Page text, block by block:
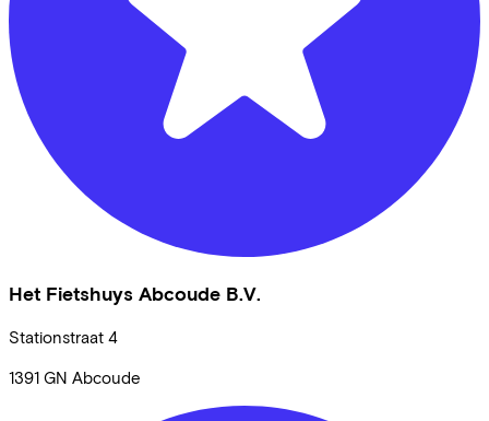
Het Fietshuys Abcoude B.V.
Stationstraat 4
1391 GN Abcoude